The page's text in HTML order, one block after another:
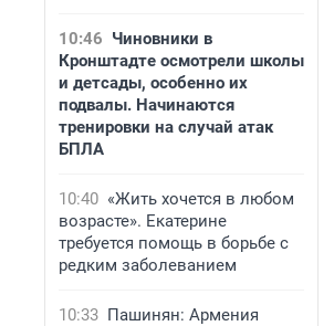
10:46 Чиновники в
Кронштадте осмотрели школы
и детсады, особенно их
подвалы. Начинаются
тренировки на случай атак
БПЛА
10:40 «Жить хочется в любом
возрасте». Екатерине
требуется помощь в борьбе с
редким заболеванием
10:33 Пашинян: Армения